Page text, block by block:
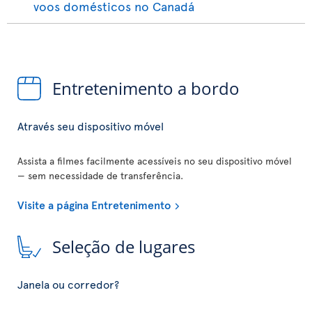
voos domésticos no Canadá
Entretenimento a bordo
Através seu dispositivo móvel
Assista a filmes facilmente acessíveis no seu dispositivo móvel
— sem necessidade de transferência.
Visite a página Entretenimento
Seleção de lugares
Janela ou corredor?